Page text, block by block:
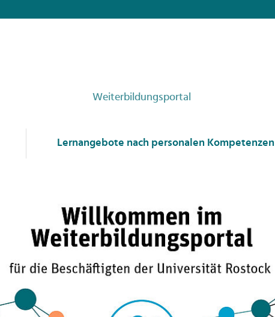
Weiterbildungsportal
Lernangebote nach personalen Kompetenzen